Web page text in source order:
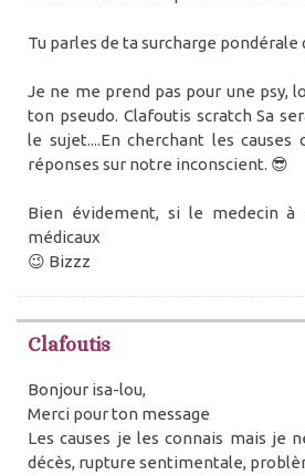
Tu parles de ta surcharge
Je ne me prend pas pour une psy,
ton pseudo. Clafoutis scratch Sa
le sujet....En cherchant les
réponses sur notre inconscient. 😎
Bien évidement, si le medecin à
médicaux
😉 Bizzz
Clafoutis
Bonjour isa-lou,
Merci pour ton message
Les causes je les connais mais je
décès, rupture sentimentale,